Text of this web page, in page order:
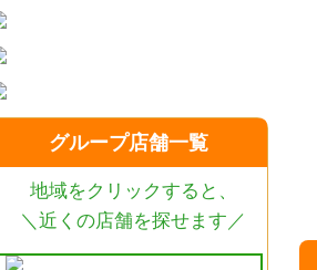
グループ店舗一覧
地域をクリックすると、
＼近くの店舗を探せます／